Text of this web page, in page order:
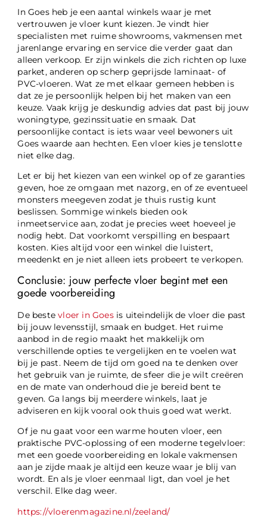
In Goes heb je een aantal winkels waar je met
vertrouwen je vloer kunt kiezen. Je vindt hier
specialisten met ruime showrooms, vakmensen met
jarenlange ervaring en service die verder gaat dan
alleen verkoop. Er zijn winkels die zich richten op luxe
parket, anderen op scherp geprijsde laminaat- of
PVC-vloeren. Wat ze met elkaar gemeen hebben is
dat ze je persoonlijk helpen bij het maken van een
keuze. Vaak krijg je deskundig advies dat past bij jouw
woningtype, gezinssituatie en smaak. Dat
persoonlijke contact is iets waar veel bewoners uit
Goes waarde aan hechten. Een vloer kies je tenslotte
niet elke dag.
Let er bij het kiezen van een winkel op of ze garanties
geven, hoe ze omgaan met nazorg, en of ze eventueel
monsters meegeven zodat je thuis rustig kunt
beslissen. Sommige winkels bieden ook
inmeetservice aan, zodat je precies weet hoeveel je
nodig hebt. Dat voorkomt verspilling en bespaart
kosten. Kies altijd voor een winkel die luistert,
meedenkt en je niet alleen iets probeert te verkopen.
Conclusie: jouw perfecte vloer begint met een
goede voorbereiding
De bestevloer in Goesis uiteindelijk de vloer die past
bij jouw levensstijl, smaak en budget. Het ruime
aanbod in de regio maakt het makkelijk om
verschillende opties te vergelijken en te voelen wat
bij je past. Neem de tijd om goed na te denken over
het gebruik van je ruimte, de sfeer die je wilt creëren
en de mate van onderhoud die je bereid bent te
geven. Ga langs bij meerdere winkels, laat je
adviseren en kijk vooral ook thuis goed wat werkt.
Of je nu gaat voor een warme houten vloer, een
praktische PVC-oplossing of een moderne tegelvloer:
met een goede voorbereiding en lokale vakmensen
aan je zijde maak je altijd een keuze waar je blij van
wordt. En als je vloer eenmaal ligt, dan voel je het
verschil. Elke dag weer.
https://vloerenmagazine.nl/zeeland/